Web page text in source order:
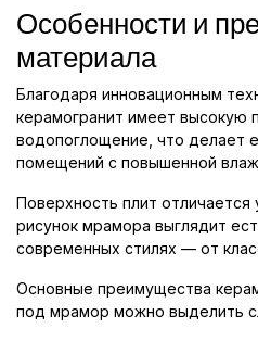
Особенности и
материала
Благодаря инновационным
керамогранит имеет высокую
водопоглощение, что делает
помещений с повышенной
Поверхность плит отличается
рисунок мрамора выглядит
современных стилях — от
Основные преимущества
под мрамор можно выделить